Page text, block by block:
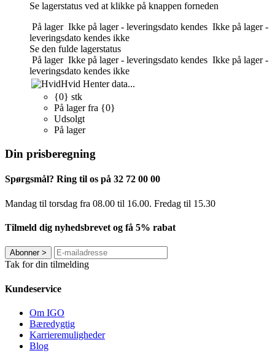
Se lagerstatus ved at klikke på knappen forneden
På lager Ikke på lager - leveringsdato kendes Ikke på lager -
leveringsdato kendes ikke
Se den fulde lagerstatus
På lager Ikke på lager - leveringsdato kendes Ikke på lager -
leveringsdato kendes ikke
Hvid Henter data...
{0} stk
På lager fra {0}
Udsolgt
På lager
Din prisberegning
Spørgsmål? Ring til os på 32 72 00 00
Mandag til torsdag fra 08.00 til 16.00. Fredag ​​til 15.30
Tilmeld dig nyhedsbrevet og få 5% rabat
Abonner>
Tak for din tilmelding
Kundeservice
Om IGO
Bæredygtig
Karrieremuligheder
Blog